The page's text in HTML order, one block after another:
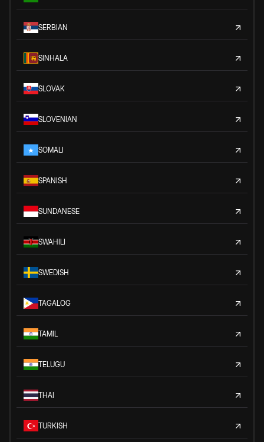
SERBIAN
SINHALA
SLOVAK
SLOVENIAN
SOMALI
SPANISH
SUNDANESE
SWAHILI
SWEDISH
TAGALOG
TAMIL
TELUGU
THAI
TURKISH